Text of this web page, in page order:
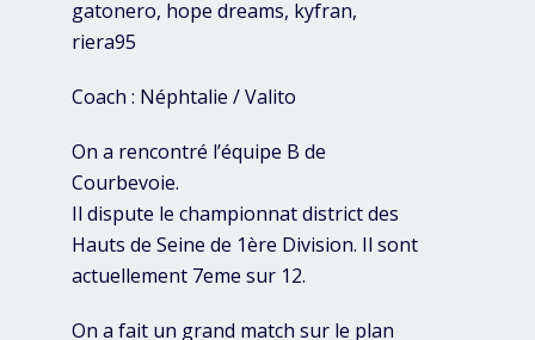
gatonero, hope dreams, kyfran,
riera95
Coach : Néphtalie / Valito
On a rencontré l’équipe B de
Courbevoie.
Il dispute le championnat district des
Hauts de Seine de 1ère Division. Il sont
actuellement 7eme sur 12.
On a fait un grand match sur le plan